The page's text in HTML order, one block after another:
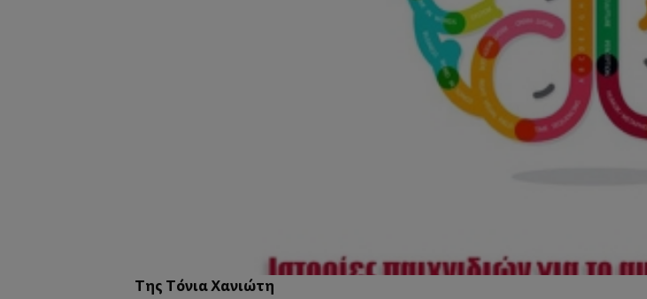
Tης Τόνια Χανιώτη